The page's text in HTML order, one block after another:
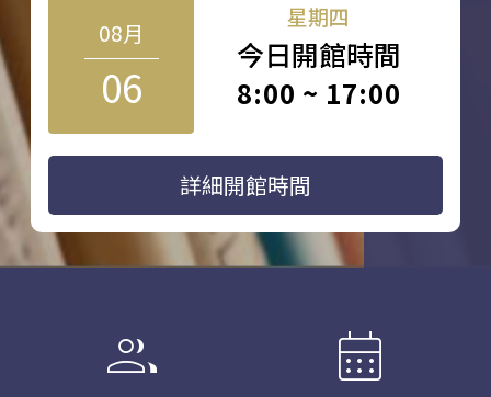
08月
06
星期四
今日開館時間
8:00 ~ 17:00
詳細開館時間
group calendar_month